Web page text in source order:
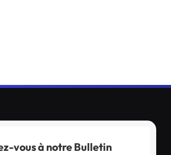
vous à notre Bulletin